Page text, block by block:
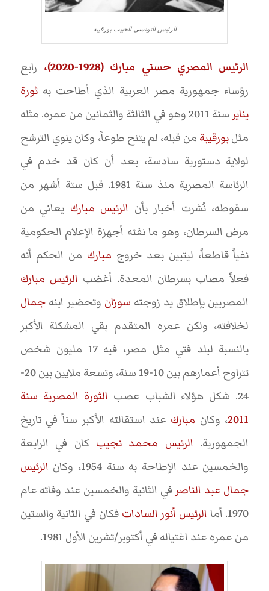
الرئيس التونسي الحبيب بورقيبة
الرئيس المصري حسني مبارك (1928-2020)،
رابع
رؤساء جمهورية مصر العربية الذي أطاحت بهثورة
يناير
سنة 2011 وهو في الثالثة والثمانين من عمره. مثله
مثلبورقيبة من قبله، لم يتنح طوعاً، وكان ينوي الترشح
لولاية دستورية سادسة، بعد أن كان قد خدم في
الرئاسة المصرية منذ سنة 1981. قبل ستة أشهر من
سقوطه، نُشرت أخبار بأن الرئيس مبارك يعاني من
مرض السرطان، وهو ما نفته أجهزة الإعلام الحكومية
نفياً قاطعاً، ليتبين بعد خروج مبارك من الحكم أنه
فعلاً مصاب بسرطان المعدة. أغضب الرئيس مبارك
المصريين بإطلاق يد زوجته سوزان وتحضير ابنهجمال
لخلافته، ولكن عمره المتقدم بقي المشكلة الأكبر
بالنسبة لبلد فتي مثل مصر، فيه 17 مليون شخص
تتراوح أعمارهم بين 10-19 سنة، وتسعة ملايين بين 20-
24. شكل هؤلاء الشباب عصب
الثورة المصرية سنة
2011، وكان مبارك عند استقالته الأكبر سناً في تاريخ
الجمهورية. الرئيس محمد نجيب كان في الرابعة
والخمسين عند الإطاحة به سنة 1954، وكان
الرئيس
جمال عبد الناصر في الثانية والخمسين عند وفاته عام
1970. أما
الرئيس أنور السادات فكان في الثانية والستين
من عمره عند اغتياله في أكتوبر/تشرين الأول 1981.